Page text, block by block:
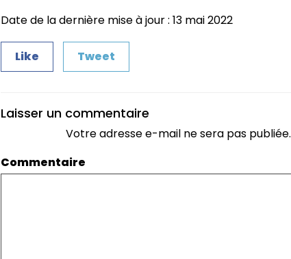
Date de la dernière mise à jour : 13 mai 2022
Like Tweet
Laisser un commentaire
Votre adresse e-mail ne sera pas publiée.
Commentaire